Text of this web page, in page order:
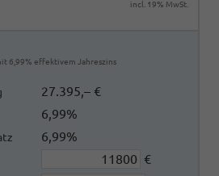
incl. 19% MwSt.
6,99% effektivem Jahreszins
27.395,– €
6,99%
6,99%
€